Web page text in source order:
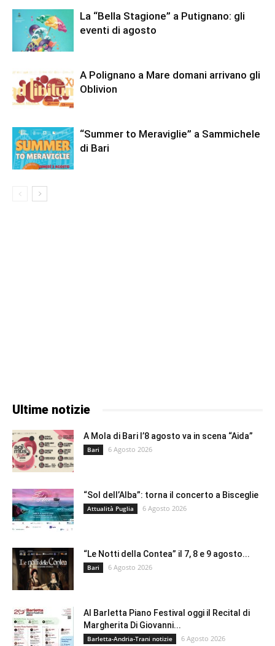
La “Bella Stagione” a Putignano: gli
eventi di agosto
A Polignano a Mare domani arrivano gli
Oblivion
“Summer to Meraviglie” a Sammichele
di Bari
Ultime notizie
A Mola di Bari l’8 agosto va in scena “Aida”
Bari 6 Agosto 2026
“Sol dell’Alba”: torna il concerto a Bisceglie
Attualità Puglia 6 Agosto 2026
“Le Notti della Contea” il 7, 8 e 9 agosto...
Bari 6 Agosto 2026
Al Barletta Piano Festival oggi il Recital di
Margherita Di Giovanni...
Barletta-Andria-Trani notizie 6 Agosto 2026